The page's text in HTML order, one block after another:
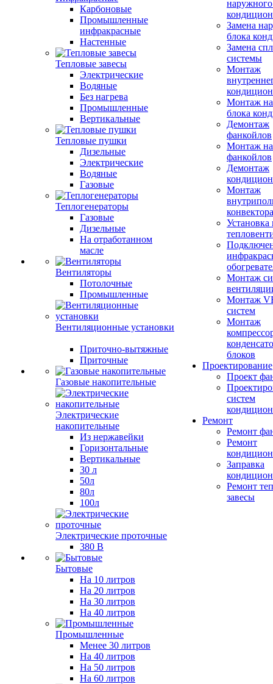
Карбоновые
Промышленные
инфракрасные
Настенные
Тепловые завесы
Электрические
Водяные
Без нагрева
Промышленные
Вертикальные
Тепловые пушки
Дизельные
Электрические
Водяные
Газовые
Теплогенераторы
Газовые
Дизельные
На отработанном
масле
Вентиляторы
Потолочные
Промышленные
Вентиляционные установки
Приточно-вытяжные
Приточные
Газовые накопительные
Электрические
накопительные
Из нержавейки
Горизонтальные
Вертикальные
30 л
50л
80л
100л
Электрические проточные
380 В
Бытовые
На 10 литров
На 20 литров
На 30 литров
На 40 литров
Промышленные
Менее 30 литров
На 40 литров
На 50 литров
На 60 литров
Замена
блока
Замена
системы
Монтаж
Монтаж
блока
Демонтаж
фанкойлов
Монтаж
фанкойлов
Демонтаж
Монтаж
конвектора
Установка
Монтаж
Монтаж
систем
Монтаж
блоков
Проектирование
Проект
систем
Ремонт
Ремонт
Ремонт
Заправка
Ремонт
завесы